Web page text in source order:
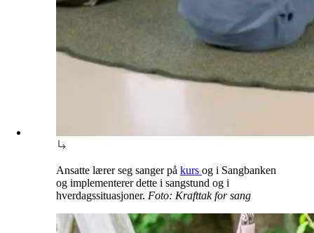
Ansatte lærer seg sanger på kurs og i Sangbanken
og implementerer dette i sangstund og i
hverdagssituasjoner. Foto: Krafttak for sang